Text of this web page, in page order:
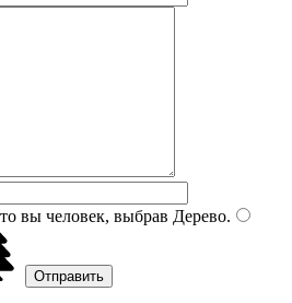
вы человек, выбрав Дерево.